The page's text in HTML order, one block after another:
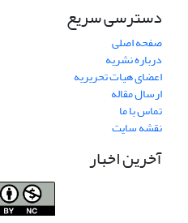
دسترسی سریع
صفحه اصلی
درباره نشریه
اعضای هیات تحریریه
ارسال مقاله
تماس با ما
نقشه سایت
آخرین اخبار